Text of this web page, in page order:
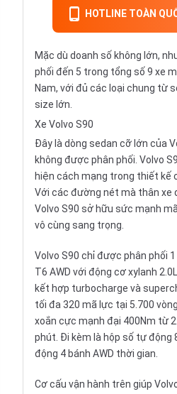
HOTLINE TOÀN
Mặc dù doanh số không lớn,
phối đến 5 trong tổng số 9 xe
Nam, với đủ các loại chung từ
size lớn.
Xe Volvo S90
Đây là dòng sedan cỡ lớn của
không được phân phối. Volvo
hiện cách mạng trong thiết kế
Với các đường nét mà thân xe
Volvo S90 sở hữu sức mạnh
vô cùng sang trọng.
Volvo S90 chỉ được phân phối
T6 AWD với động cơ xylanh
kết hợp turbocharge và
tối đa 320 mã lực tại 5.700
xoắn cực mạnh đại 400Nm từ
phút. Đi kèm là hộp số tự động
động 4 bánh AWD thời gian.
Cơ cấu vận hành trên giúp